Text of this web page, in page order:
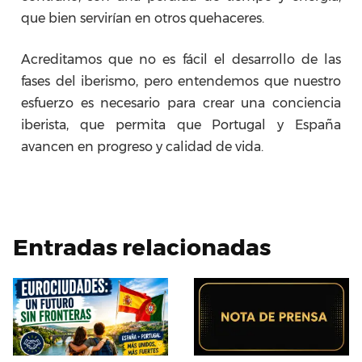
que bien servirían en otros quehaceres.
Acreditamos que no es fácil el desarrollo de las
fases del iberismo, pero entendemos que nuestro
esfuerzo es necesario para crear una conciencia
iberista, que permita que Portugal y España
avancen en progreso y calidad de vida.
Entradas relacionadas